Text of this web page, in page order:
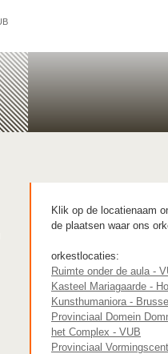
Klik op de locatienaam
de plaatsen waar ons
orkestlocaties:
Ruimte onder de aula -
Kasteel Mariagaarde -
Kunsthumaniora -
Provinciaal Domein
het Complex - VUB
Provinciaal